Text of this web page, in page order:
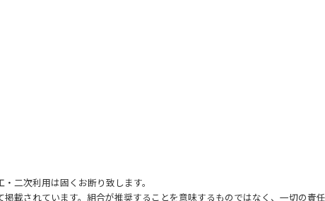
二次利用は固くお断り致します。
載されています。組合が推奨することを意味するものではなく、一切の責任